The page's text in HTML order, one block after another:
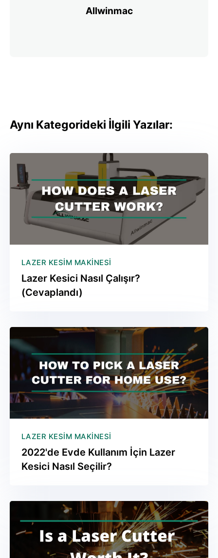
Allwinmac
Aynı Kategorideki İlgili Yazılar:
LAZER KESIM MAKINESI
Lazer Kesici Nasıl Çalışır?
(Cevaplandı)
LAZER KESIM MAKINESI
2022'de Evde Kullanım İçin Lazer
Kesici Nasıl Seçilir?